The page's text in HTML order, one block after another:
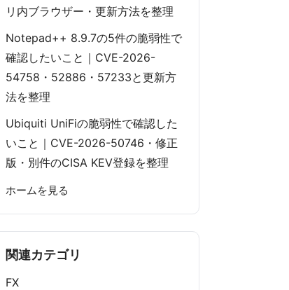
リ内ブラウザー・更新方法を整理
Notepad++ 8.9.7の5件の脆弱性で
確認したいこと｜CVE-2026-
54758・52886・57233と更新方
法を整理
Ubiquiti UniFiの脆弱性で確認した
いこと｜CVE-2026-50746・修正
版・別件のCISA KEV登録を整理
ホームを見る
関連カテゴリ
FX